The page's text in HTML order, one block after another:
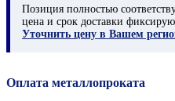
Позиция полностью
цена и срок доставки
Уточнить цену в Вашем
Оплата металлопроката